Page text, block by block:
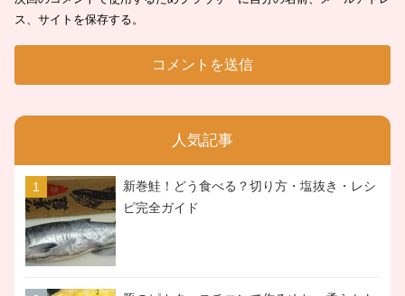
ス、サイトを保存する。
人気記事
新巻鮭！どう食べる？切り方・塩抜き・レシ
ピ完全ガイド